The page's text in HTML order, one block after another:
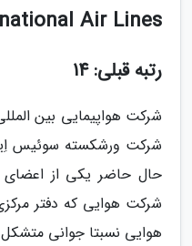
Air Lines)
رتبه قبلی: 14
حال حاضر یکی از اعضای
شرکت هوایی که دفتر
هوایی نسبتا جوانی متشکل